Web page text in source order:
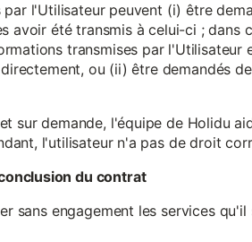
par l'Utilisateur peuvent (i) être
avoir été transmis à celui-ci ; dans
transmises par
ou (ii) être demandés
sur demande, l'équipe de Holidu
l'utilisateur n'a pas de droit
du contrat
sans engagement les services